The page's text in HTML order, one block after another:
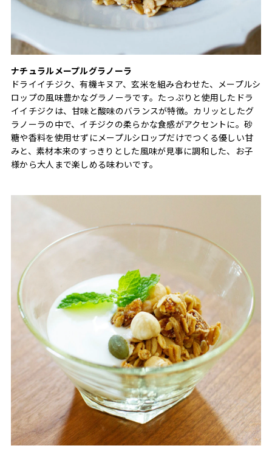
ナチュラルメープルグラノーラ
ドライイチジク、有機キヌア、玄米を組み合わせた、メープルシ
ロップの風味豊かなグラノーラです。たっぷりと使用したドラ
イイチジクは、甘味と酸味のバランスが特徴。カリッとしたグ
ラノーラの中で、イチジクの柔らかな食感がアクセントに。砂
糖や香料を使用せずにメープルシロップだけでつくる優しい甘
みと、素材本来のすっきりとした風味が見事に調和した、お子
様から大人まで楽しめる味わいです。